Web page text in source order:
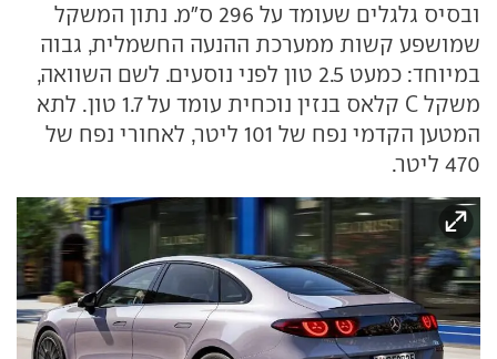
ובסיס גלגלים שעומד על 296 ס"מ. נתון המשקל
שמושפע קשות ממערכת ההנעה החשמלית, גבוה
במיוחד: כמעט 2.5 טון לפני נוסעים. לשם השוואה,
משקל C קלאס בנזין נוכחית עומד על 1.7 טון. לתא
המטען הקדמי נפח של 101 ליטר, לאחורי נפח של
470 ליטר.